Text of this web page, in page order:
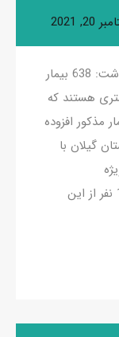
2021
فردین مهرابیان در جمع خبرنگاران اظهار داشت: 638 بیمار
هستند که
به آمار مذکور افزوده
گیلان با
بیمارستان‌های گیلان بستری هستند که 14 نفر از این